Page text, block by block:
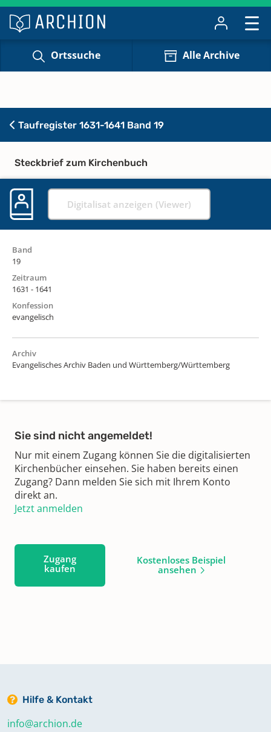
Ortssuche Alle Archive
Taufregister 1631-1641 Band 19
Steckbrief zum Kirchenbuch
Digitalisat anzeigen (Viewer)
Band
19
Zeitraum
1631 - 1641
Konfession
evangelisch
Archiv
Evangelisches Archiv Baden und Württemberg/Württemberg
Sie sind nicht angemeldet!
Nur mit einem Zugang können Sie die digitalisierten
Kirchenbücher einsehen. Sie haben bereits einen
Zugang? Dann melden Sie sich mit Ihrem Konto
direkt an.
Jetzt anmelden
Zugang
kaufen
Kostenloses Beispiel
ansehen
Hilfe & Kontakt
info@archion.de